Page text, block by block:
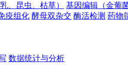
、昆虫、枯草） 基因编辑（金葡
疫组化 酵母双杂交 酶活检测 药物
数据统计与分析